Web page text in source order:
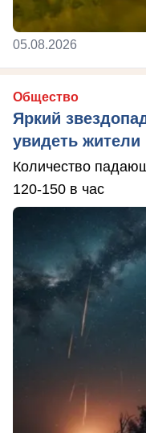
05.08.2026
Общество
Яркий
увидеть
Количество
120-150 в час